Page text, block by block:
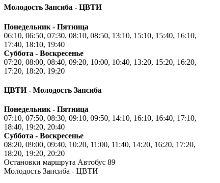
Молодость Запсиба - ЦВТИ
Понедельник - Пятница
06:10, 06:50, 07:30, 08:10, 08:50, 13:10, 15:10, 15:40, 16:10,
17:40, 18:10, 19:40
Суббота - Воскресенье
07:20, 08:00, 08:40, 09:20, 10:00, 10:40, 13:20, 15:20, 16:20,
17:20, 18:20, 19:20
ЦВТИ - Молодость Запсиба
Понедельник - Пятница
07:10, 07:50, 08:30, 09:10, 09:50, 14:10, 16:10, 16:40, 17:10,
18:40, 19:20, 20:40
Суббота - Воскресенье
08:20, 09:00, 09:40, 10:20, 11:00, 11:40, 14:20, 16:20, 17:20,
18:20, 19:20, 20:20
Остановки маршрута Автобус 89
Молодость Запсиба - ЦВТИ